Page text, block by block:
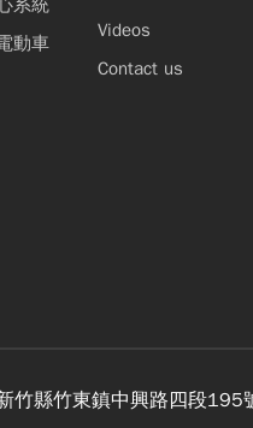
系統
動車
Videos
Contact us
竹縣竹東鎮中興路四段195